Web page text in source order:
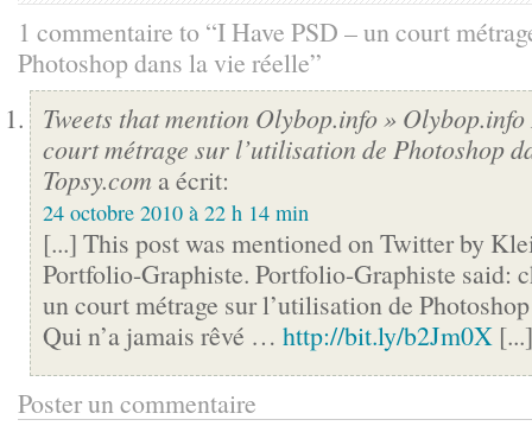
1 commentaire to “I Have PSD – un court
Photoshop dans la vie réelle”
Tweets that mention Olybop.info »
court métrage sur l’utilisation de Photoshop
Topsy.com a écrit:
24 octobre 2010 à 22 h 14 min
[...] This post was mentioned on Twitter by
Portfolio-Graphiste. Portfolio-Graphiste said:
un court métrage sur l’utilisation de
Qui n’a jamais rêvé … http://bit.ly/b2Jm0X [...]
Poster un commentaire